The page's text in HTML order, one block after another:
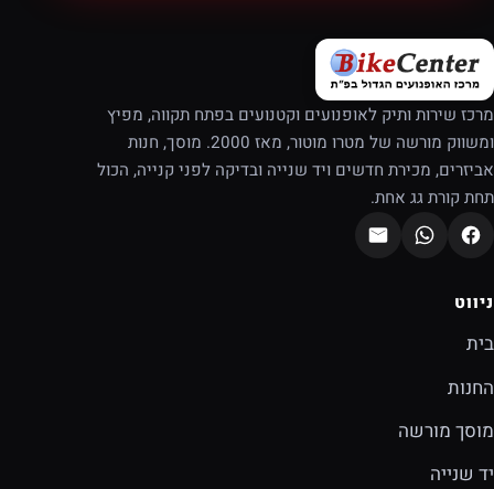
מרכז שירות ותיק לאופנועים וקטנועים בפתח תקווה, מפיץ
ומשווק מורשה של מטרו מוטור, מאז 2000. מוסך, חנות
אביזרים, מכירת חדשים ויד שנייה ובדיקה לפני קנייה, הכול
תחת קורת גג אחת.
ניווט
בית
החנות
מוסך מורשה
יד שנייה